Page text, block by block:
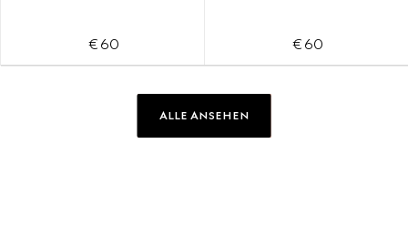
€ 60 € 60
ALLE ANSEHEN